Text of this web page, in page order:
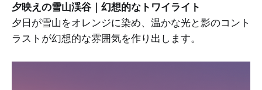
夕映えの雪山渓谷｜幻想的なトワイライト
夕日が雪山をオレンジに染め、温かな光と影のコント
ラストが幻想的な雰囲気を作り出します。